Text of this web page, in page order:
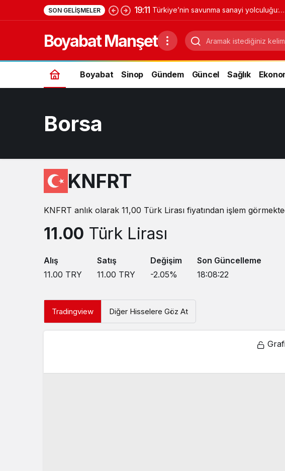
SON GELIŞMELER 19:11 Türkiye’nin savunma sanayi yolculuğu:
Yıldırımhan’a uzanan stratejik dönüşüm
Boyabat Manşet
Boyabat Sinop Gündem Güncel Sağlık
Borsa
KNFRT
KNFRT anlık olarak 11,00 Türk Lirası fiyatından işlem
11.00 Türk Lirası
Alış
11.00 TRY
Satış
11.00 TRY
Değişim
-2.05%
Son Güncelleme
18:08:22
Tradingview Diğer Hisselere Göz At